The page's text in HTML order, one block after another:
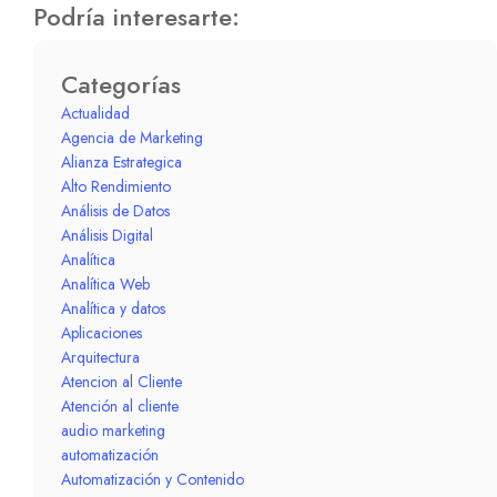
Podría interesarte:
Categorías
Actualidad
Agencia de Marketing
Alianza Estrategica
Alto Rendimiento
Análisis de Datos
Análisis Digital
Analítica
Analítica Web
Analítica y datos
Aplicaciones
Arquitectura
Atencion al Cliente
Atención al cliente
audio marketing
automatización
Automatización y Contenido